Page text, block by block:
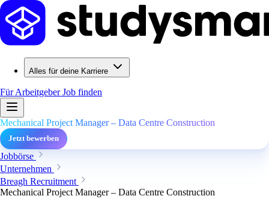
Alles für deine Karriere
Für ArbeitgeberJob finden
Mechanical Project Manager – Data Centre Construction
Jetzt bewerben
Jobbörse
Unternehmen
Breagh Recruitment
Mechanical Project Manager – Data Centre Construction